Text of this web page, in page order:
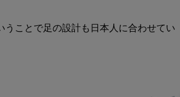
うことで足の設計も日本人に合わせてい